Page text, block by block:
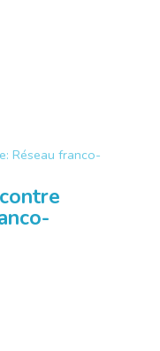
Réseau franco-